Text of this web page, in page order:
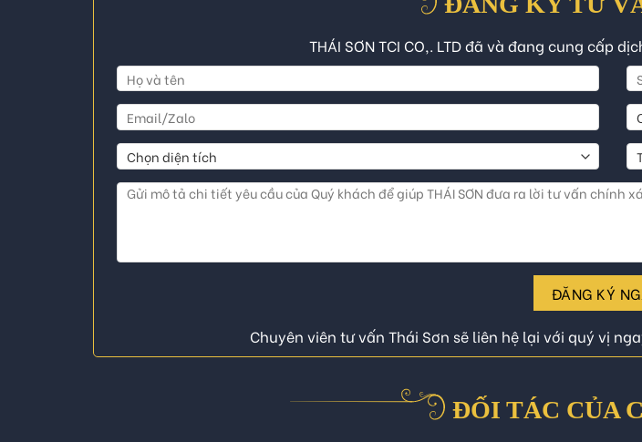
THÁI SƠN TCI CO,. LTD đã và đang cung cấp
ĐĂNG KÝ
Chuyên viên tư vấn Thái Sơn sẽ liên hệ lại với quý vị
ĐỐI TÁC CỦA